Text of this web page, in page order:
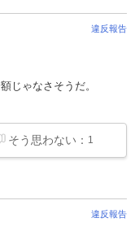
違反報告
じゃなさそうだ。
そう思わない： 1
違反報告